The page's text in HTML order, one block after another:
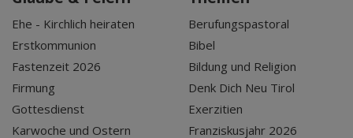
Ehe - Kirchlich heiraten
Erstkommunion
Fastenzeit 2026
Firmung
Gottesdienst
Karwoche und Ostern
Berufungspastoral
Bibel
Bildung und Religion
Denk Dich Neu Tirol
Exerzitien
Franziskusjahr 2026